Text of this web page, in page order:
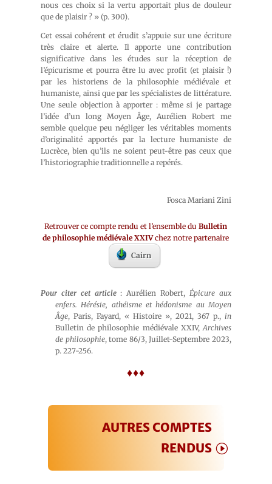
nous ces choix si la vertu apportait plus de douleur
que de plaisir ? » (p. 300).
Cet essai cohérent et érudit s’appuie sur une écriture
très claire et alerte. Il apporte une contribution
significative dans les études sur la réception de
l’épicurisme et pourra être lu avec profit (et plaisir !)
par les historiens de la philosophie médiévale et
humaniste, ainsi que par les spécialistes de littérature.
Une seule objection à apporter : même si je partage
l’idée d’un long Moyen Âge, Aurélien Robert me
semble quelque peu négliger les véritables moments
d’originalité apportés par la lecture humaniste de
Lucrèce, bien qu’ils ne soient peut-être pas ceux que
l’historiographie traditionnelle a repérés.
Fosca Mariani Zini
Retrouver ce compte rendu et l’ensemble duBulletin
de philosophie médiévale XXIVchez notre partenaire
Cairn
Pour citer cet article: Aurélien Robert, Épicure aux
enfers. Hérésie, athéisme et hédonisme au Moyen
Âge, Paris, Fayard, « Histoire », 2021, 367 p., in
Bulletin de philosophie médiévale XXIV,Archives
de philosophie, tome 86/3, Juillet-Septembre 2023,
p. 227-256.
♦♦♦
AUTRES COMPTES
RENDUS